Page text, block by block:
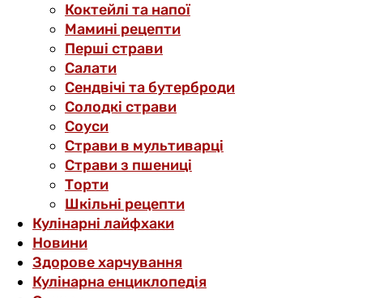
Коктейлі та напої
Мамині рецепти
Перші страви
Салати
Сендвічі та бутерброди
Солодкі страви
Соуси
Страви в мультиварці
Страви з пшениці
Торти
Шкільні рецепти
Кулінарні лайфхаки
Новини
Здорове харчування
Кулінарна енциклопедія